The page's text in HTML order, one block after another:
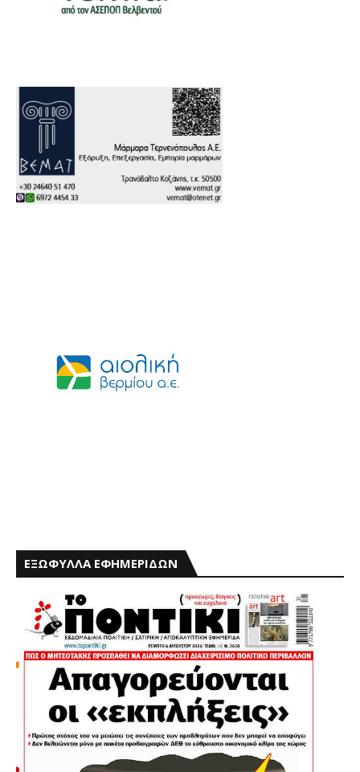
ΕΞΩΦΥΛΛΑ ΕΦΗΜΕΡΙΔΩΝ